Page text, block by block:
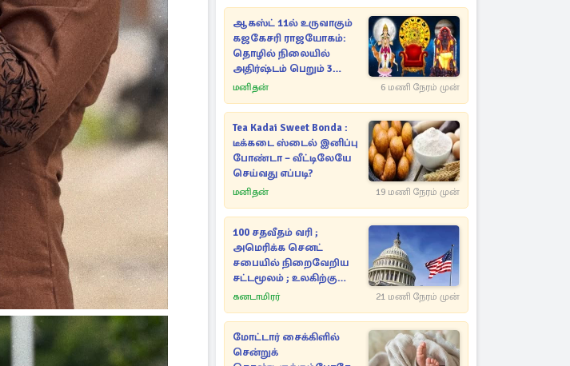
ஆகஸ்ட் 11ல் உருவாகும்
கஜகேசரி ராஜயோகம்:
தொழில் நிலையில்
அதிர்ஷ்டம் பெறும் 3
ராசிகள்!
மனிதன் 6 மணி நேரம் முன்
Tea Kadai Sweet Bonda :
டீக்கடை ஸ்டைல் இனிப்பு
போண்டா – வீட்டிலேயே
செய்வது எப்படி?
மனிதன் 19 மணி நேரம் முன்
100 சதவீதம் வரி ;
அமெரிக்க செனட்
சபையில் நிறைவேறிய
சட்டமூலம் ; உலகிற்கு
காத்திருக்கும் சிக்கல்
கனடாமிரர் 21 மணி நேரம் முன்
மோட்டார் சைக்கிளில்
சென்றுக்